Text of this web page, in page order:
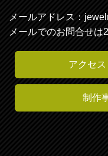
メールアドレス：
メールでのお問合せは
アクセ
制作